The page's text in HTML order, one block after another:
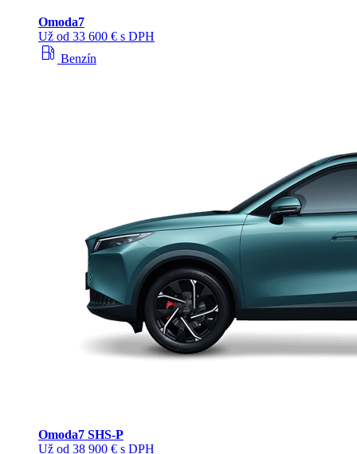
Omoda7
Už od 33 600 € s DPH
local_gas_station Benzín
Omoda7 SHS-P
Už od 38 900 € s DPH